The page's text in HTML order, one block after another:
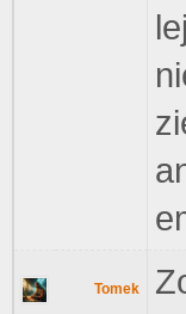
Tomek